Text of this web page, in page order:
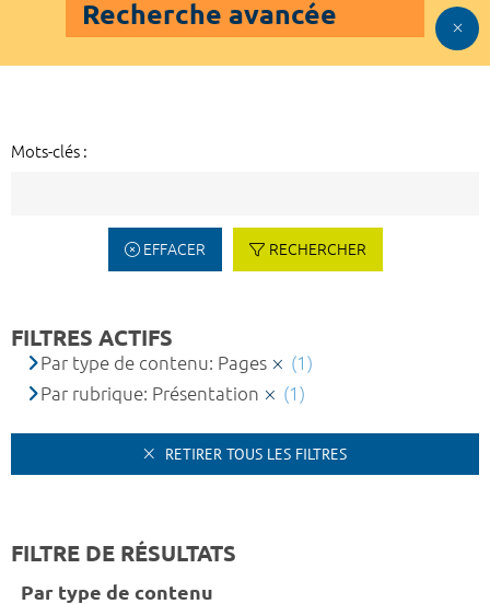
Recherche avancée
Mots-clés :
EFFACER RECHERCHER
FILTRES ACTIFS
Par type de contenu: Pages
(1)
Par rubrique: Présentation
(1)
RETIRER TOUS LES FILTRES
FILTRE DE RÉSULTATS
Par type de contenu